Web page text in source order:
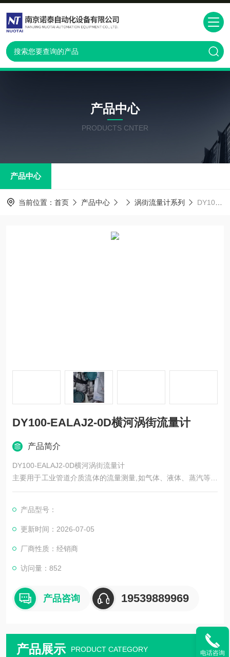
产品中心
PRODUCTS CNTER
产品中心
当前位置： 首页 产品中心 涡街流量计系列 DY100-EALAJ2-0D横河涡街流量计
DY100-EALAJ2-0D横河涡街流量计
产品简介
DY100-EALAJ2-0D横河涡街流量计
主要用于工业管道介质流体的流量测量,如气体、液体、蒸汽等多
种介质。其特点是压力损失小,量程范围大,精度高,在测量工况体
无可动机械零件，因此可靠性高,维护量小,仪表参数能长期稳定。
采用压电应力式传感器,可靠性高,可在-20℃～+250℃的工作温度
产品型号：
更新时间：2026-07-05
厂商性质：经销商
访问量：852
产品咨询 19539889969
产品展示 PRODUCT CATEGORY 电话咨询